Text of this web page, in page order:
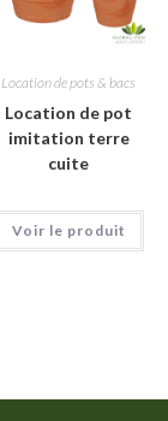
Location de pots & bacs
Location de pot
imitation terre
cuite
Voir le produit